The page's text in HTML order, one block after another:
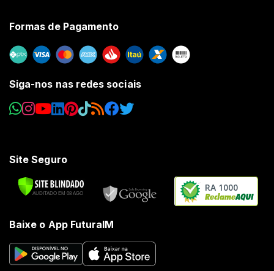
Formas de Pagamento
Siga-nos nas redes sociais
Site Seguro
RA 1000
Baixe o App FuturaIM